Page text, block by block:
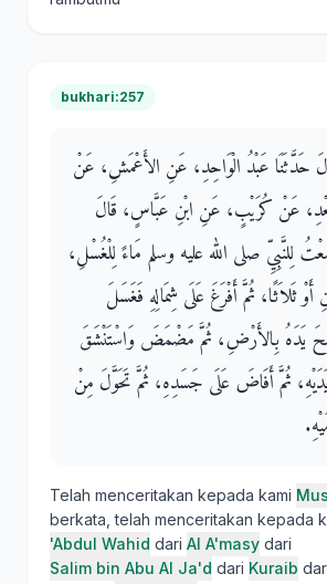
bukhari:257
حَدَّثَنَا عَبْدُ الْوَاحِدِ، عَنِ الأَعْمَشِ، عَنْ
عَنْ كُرَيْبٍ، عَنِ ابْنِ عَبَّاسٍ، قَالَ
لِلنَّبِيِّ صلى الله عليه وسلم مَاءً لِلْغُسْلِ،
ثَلاَثًا، ثُمَّ أَفْرَغَ عَلَى شِمَالِهِ فَغَسَلَ
يَدَهُ بِالأَرْضِ، ثُمَّ مَضْمَضَ وَاسْتَنْشَقَ
ثُمَّ أَفَاضَ عَلَى جَسَدِهِ، ثُمَّ تَحَوَّلَ مِنْ
Telah menceritakan kepada kami
berkata, telah menceritakan kepada
'Abdul Wahid dari Al A'masy dari
Salim bin Abu Al Ja'd dari Kuraib